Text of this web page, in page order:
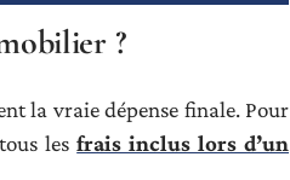
?
la vraie dépense finale. Pour
lesfrais inclus lors d’un